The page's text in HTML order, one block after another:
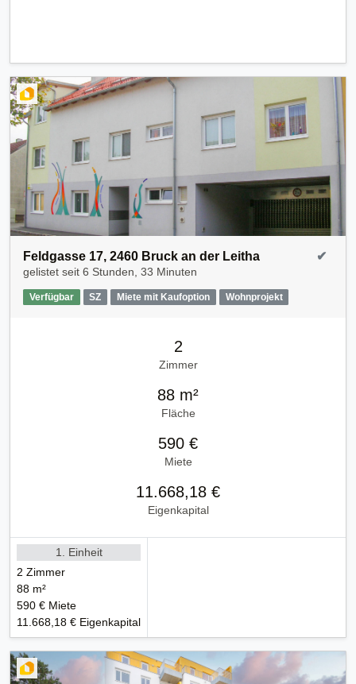
Feldgasse 17, 2460 Bruck an der Leitha
gelistet seit 6 Stunden, 33 Minuten
Verfügbar SZ Miete mit Kaufoption Wohnprojekt
✔
2
Zimmer
88 m²
Fläche
590 €
Miete
11.668,18 €
Eigenkapital
1. Einheit
2 Zimmer
88 m²
590 € Miete
11.668,18 € Eigenkapital